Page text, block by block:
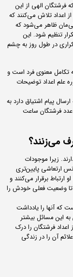
فرشتگان الهی از این
اعداد تلاش می‌کنند که
ظاهر می‌شود که
تنظیم شود. این
در طول روز به چشم
تکامل معنوی فرد است و
علم اعداد توضیحات
پیام اشتیاق دارد به
می بینید این عدد فرشتگان ساعت
می‌زنند؟
زیرا موجودات
ارتعاشی پایین‌تری
ارتباط برقرار می‌کنند و
تا وضعیت فعلی خودش را
که آنها را یادداشت
به این مسائل بیشتر
فرشتگان را درک
آن را در زندگی